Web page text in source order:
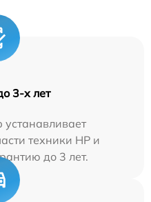
3-х лет
техники HP и
до 3 лет.